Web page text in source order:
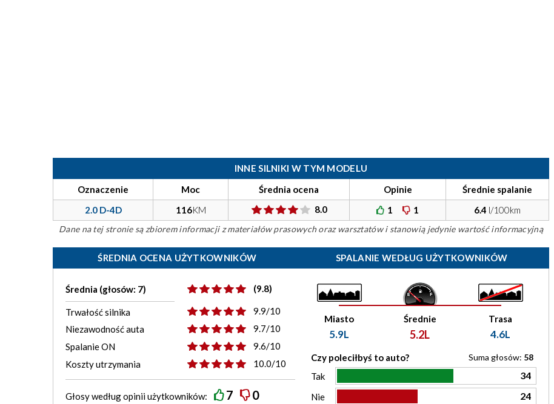
INNE SILNIKI W TYM MODELU
Oznaczenie
Moc Średnia ocena Opinie
Średnie spalanie
2.0 D-4D
116KM 8.0 1 1 6.4 l/100km
Dane na tej stronie są zbiorem informacji z materiałów prasowych oraz warsztatów i stanowią jedynie wartość informacyjną
ŚREDNIA OCENA UŻYTKOWNIKÓW
Średnia (głosów: 7) (9.8)
Trwałość silnika
9.9/10
Niezawodność auta
9.7/10
Spalanie ON
9.6/10
Koszty utrzymania
10.0/10
Głosy wedługopiniiużytkowników: 7 0
SPALANIE WEDŁUG UŻYTKOWNIKÓW
Miasto
5.9L
Średnie
5.2L
Trasa
4.6L
Czy poleciłbyś to auto? Suma głosów: 58
Tak 34
Nie 24